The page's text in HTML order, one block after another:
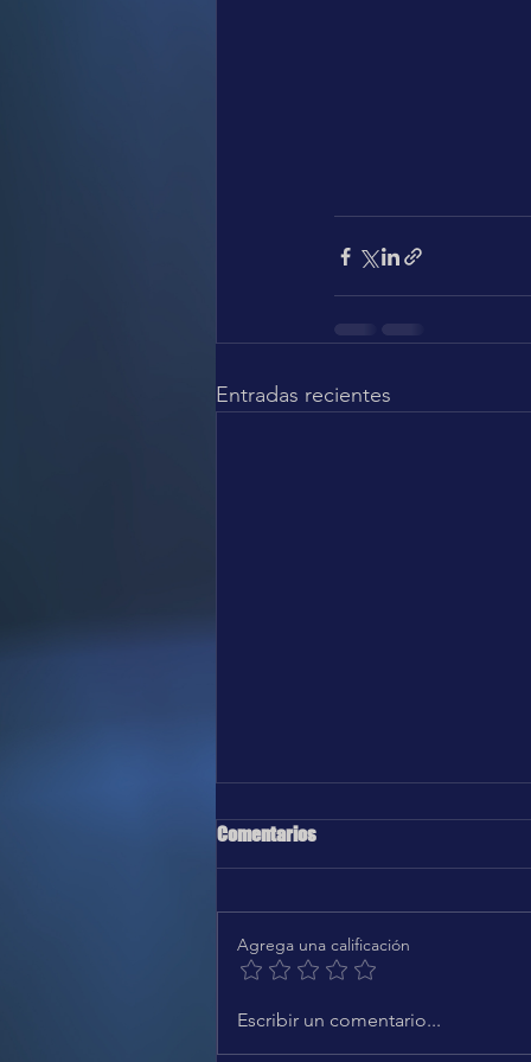
Entradas recientes
Karol G, Greg Gonzalez - Después
Comentarios
Agrega una calificación
Escribir un comentario...